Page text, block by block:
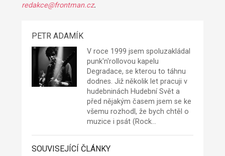
redakce@frontman.cz.
PETR ADAMÍK
V roce 1999 jsem spoluzakládal
punk'n'rollovou kapelu
Degradace, se kterou to táhnu
dodnes. Již několik let pracuji v
hudebninách Hudební Svět a
před nějakým časem jsem se ke
všemu rozhodl, že bych chtěl o
muzice i psát (Rock…
SOUVISEJÍCÍ ČLÁNKY